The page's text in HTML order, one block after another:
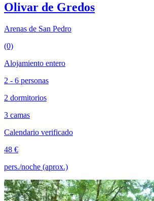
Olivar de Gredos
Arenas de San Pedro
(0)
Alojamiento entero
2 - 6 personas
2 dormitorios
3 camas
Calendario verificado
48 €
pers./noche (aprox.)